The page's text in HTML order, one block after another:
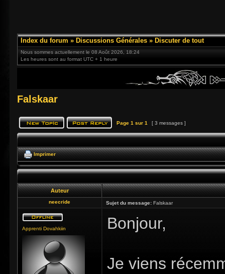
Index du forum » Discussions Générales » Discuter de tout
Nous sommes actuellement le 08 Août 2026, 18:24
Les heures sont au format UTC + 1 heure
Falskaar
Page 1 sur 1 [ 3 messages ]
Imprimer
Auteur
neecride Sujet du message: Falskaar
Apprenti Dovahkiin Bonjour,
Je viens